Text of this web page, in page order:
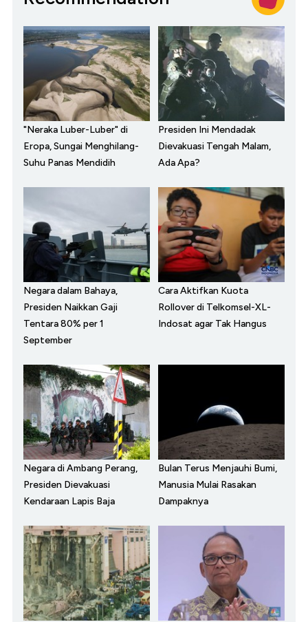
"Neraka Luber-Luber" di
Eropa, Sungai Menghilang-
Suhu Panas Mendidih
Presiden Ini Mendadak
Dievakuasi Tengah Malam,
Ada Apa?
Negara dalam Bahaya,
Presiden Naikkan Gaji
Tentara 80% per 1
September
Cara Aktifkan Kuota
Rollover di Telkomsel-XL-
Indosat agar Tak Hangus
Negara di Ambang Perang,
Presiden Dievakuasi
Kendaraan Lapis Baja
Bulan Terus Menjauhi Bumi,
Manusia Mulai Rasakan
Dampaknya